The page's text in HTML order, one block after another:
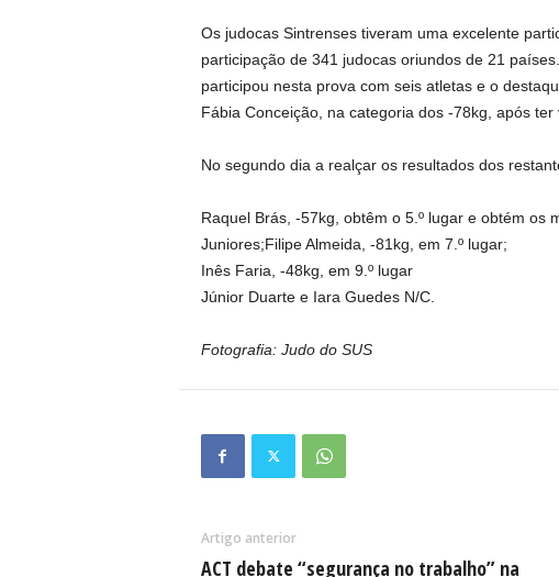
Os judocas Sintrenses tiveram uma excelente
participação de 341 judocas oriundos de 21
participou nesta prova com seis atletas e o
Fábia Conceição, na categoria dos -78kg, após ter
No segundo dia a realçar os resultados dos
Raquel Brás, -57kg, obtêm o 5.º lugar e obtém os
Juniores;Filipe Almeida, -81kg, em 7.º lugar;
Inês Faria, -48kg, em 9.º lugar
Júnior Duarte e Iara Guedes N/C.
Fotografia: Judo do SUS
Artigo anterior
ACT debate “segurança no trabalho” na